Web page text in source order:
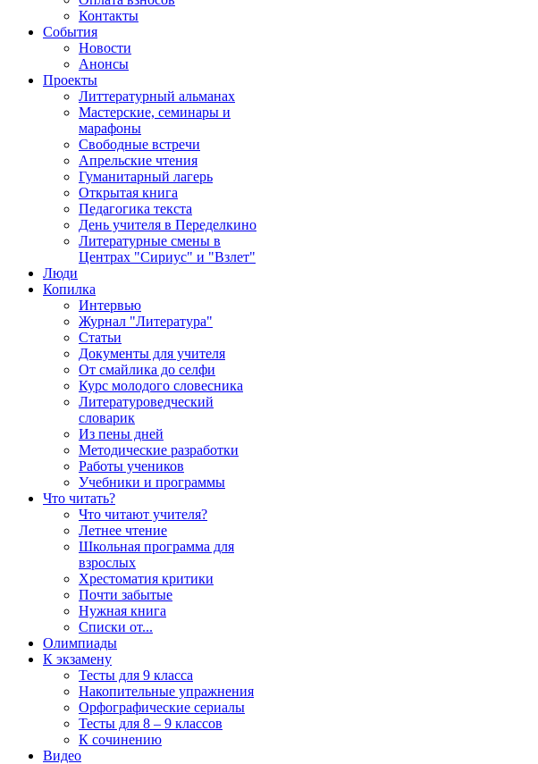
Контакты
События
Новости
Анонсы
Проекты
Литтературный альманах
Мастерские, семинары и
марафоны
Свободные встречи
Апрельские чтения
Гуманитарный лагерь
Открытая книга
Педагогика текста
День учителя в Переделкино
Литературные смены в
Центрах "Сириус" и "Взлет"
Люди
Копилка
Интервью
Журнал "Литература"
Статьи
Документы для учителя
От смайлика до селфи
Курс молодого словесника
Литературоведческий
словарик
Из пены дней
Методические разработки
Работы учеников
Учебники и программы
Что читать?
Что читают учителя?
Летнее чтение
Школьная программа для
взрослых
Хрестоматия критики
Почти забытые
Нужная книга
Списки от...
Олимпиады
К экзамену
Тесты для 9 класса
Накопительные упражнения
Орфографические сериалы
Тесты для 8 – 9 классов
К сочинению
Видео